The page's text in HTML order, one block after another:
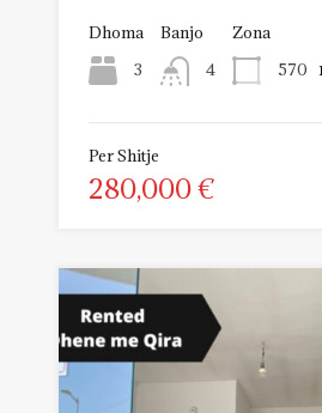
Dhoma
3
Banjo
4
Zona
570
Per Shitje
280,000 €